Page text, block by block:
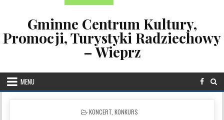
Gminne Centrum Kultury,
Promocji, Turystyki Radziechowy
– Wieprz
MENU
POSTED IN
KONCERT KONKURS